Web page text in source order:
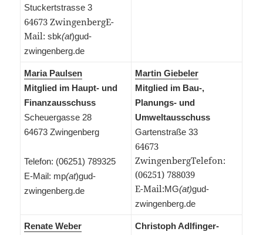
Stuckertstrasse 3
64673 ZwingenbergE-
Mail:sbk(at)gud-
zwingenberg.de
Maria Paulsen
Mitglied im Haupt- und
Finanzausschuss
Scheuergasse 28
64673 Zwingenberg
Telefon: (06251) 789325
E-Mail: mp(at)gud-
zwingenberg.de
Martin Giebeler
Mitglied im Bau-,
Planungs- und
Umweltausschuss
Gartenstraße 33
64673
ZwingenbergTelefon:
(06251) 788039
E-Mail:MG(at)gud-
zwingenberg.de
Renate Weber
Christoph Adlfinger-